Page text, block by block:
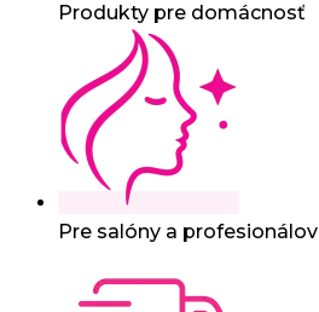
Produkty pre domácnosť
Pre salóny a profesionálov